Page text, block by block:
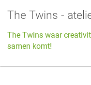
The Twins -
The Twins waar
samen komt!